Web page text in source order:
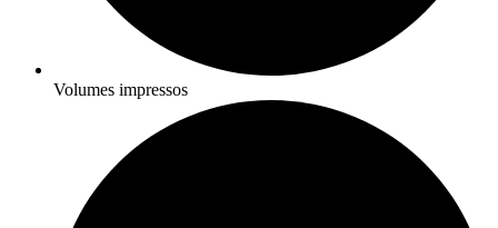
Volumes impressos